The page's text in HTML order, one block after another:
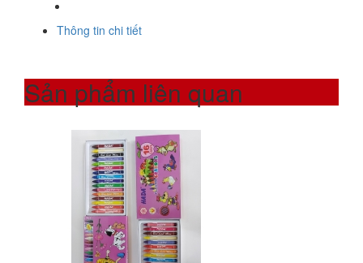
Thông tin chi tiết
Sản phẩm liên quan